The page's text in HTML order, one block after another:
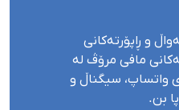
و ڕاپۆرتەکانی
مافی مرۆڤ لە
واتساپ، سیگناڵ و
بن.